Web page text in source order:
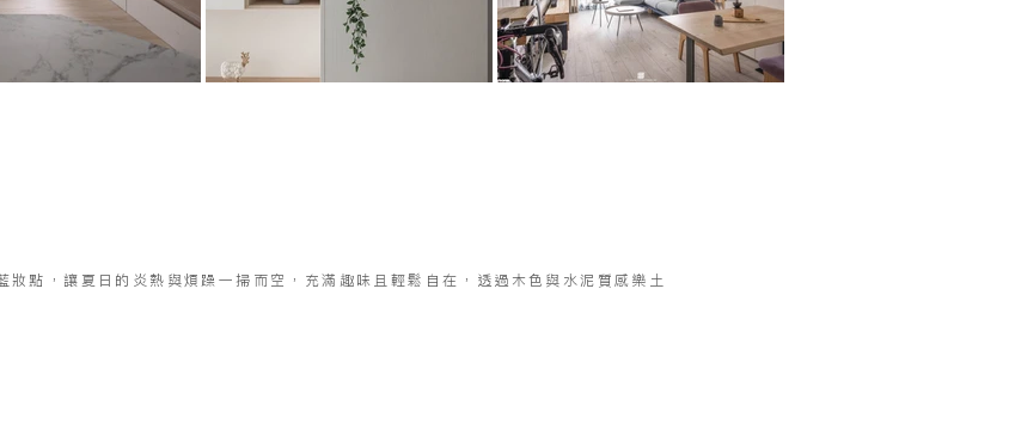
點，讓夏日的炎熱與煩躁一掃而空，充滿趣味且輕鬆自在，透過木色與水泥質感樂土